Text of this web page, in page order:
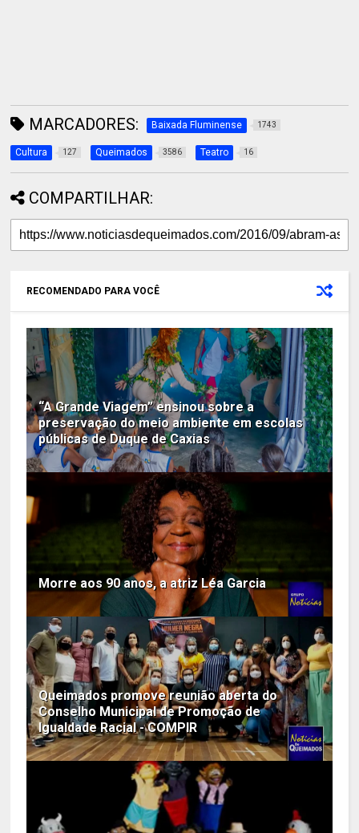
MARCADORES: Baixada Fluminense 1743
Cultura 127 Queimados 3586 Teatro 16
COMPARTILHAR:
RECOMENDADO PARA VOCÊ
“A Grande Viagem” ensinou sobre a
preservação do meio ambiente em escolas
públicas de Duque de Caxias
Morre aos 90 anos, a atriz Léa Garcia
Queimados promove reunião aberta do
Conselho Municipal de Promoção de
Igualdade Racial - COMPIR